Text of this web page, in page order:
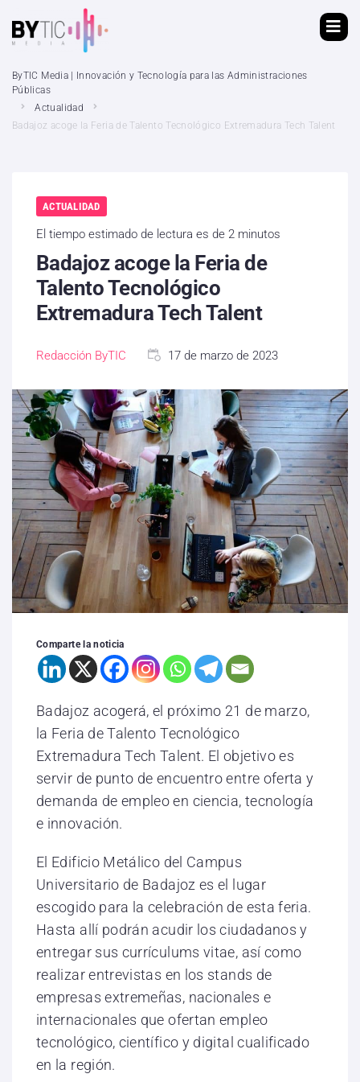
ByTIC Media | Innovación y Tecnología para las Administraciones
Públicas
Actualidad
Badajoz acoge la Feria de Talento Tecnológico Extremadura Tech Talent
ACTUALIDAD
El tiempo estimado de lectura es de 2 minutos
Badajoz acoge la Feria de
Talento Tecnológico
Extremadura Tech Talent
Redacción ByTIC 17 de marzo de 2023
Comparte la noticia
Badajoz acogerá, el próximo 21 de marzo,
la Feria de Talento Tecnológico
Extremadura Tech Talent. El objetivo es
servir de punto de encuentro entre oferta y
demanda de empleo en ciencia, tecnología
e innovación.
El Edificio Metálico del Campus
Universitario de Badajoz es el lugar
escogido para la celebración de esta feria.
Hasta allí podrán acudir los ciudadanos y
entregar sus currículums vitae, así como
realizar entrevistas en los stands de
empresas extremeñas, nacionales e
internacionales que ofertan empleo
tecnológico, científico y digital cualificado
en la región.